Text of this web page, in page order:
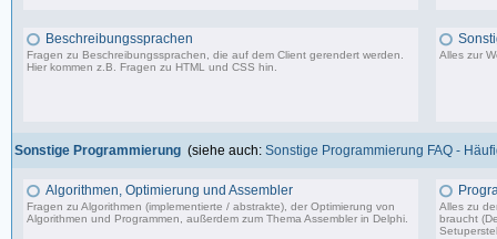
Beschreibungssprachen
Fragen zu Beschreibungssprachen, die auf dem Client gerendert werden.
Hier kommen z.B. Fragen zu HTML und CSS hin.
Alles zur
Sonstige Programmierung (siehe auch: Sonstige Programmierung FAQ -
Algorithmen, Optimierung und Assembler
Fragen zu Algorithmen (implementierte / abstrakte), der Optimierung von
Algorithmen und Programmen, außerdem zum Thema Assembler in Delphi.
Alles zu
braucht